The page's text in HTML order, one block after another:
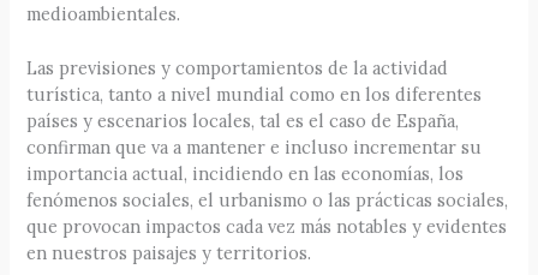
medioambientales.
Las previsiones y comportamientos de la actividad
turística, tanto a nivel mundial como en los diferentes
países y escenarios locales, tal es el caso de España,
confirman que va a mantener e incluso incrementar su
importancia actual, incidiendo en las economías, los
fenómenos sociales, el urbanismo o las prácticas sociales,
que provocan impactos cada vez más notables y evidentes
en nuestros paisajes y territorios.